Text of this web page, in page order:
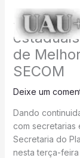
conteúdo
Seplan
de
SECOM
Deixe um
Dando
com secretarias
Secretaria do
nesta terça-